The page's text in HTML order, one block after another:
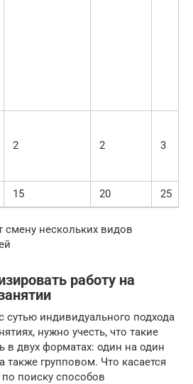
2 2 3
15 20 25
смену нескольких видов
работу на
сутью индивидуального подхода
нужно учесть, что такие
в двух форматах: один на один
также групповом. Что касается
поиску способов